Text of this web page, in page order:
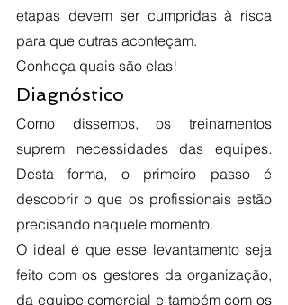
etapas devem ser cumpridas à risca
para que outras aconteçam.
Conheça quais são elas!
Diagnóstico
Como dissemos, os treinamentos
suprem necessidades das equipes.
Desta forma, o primeiro passo é
descobrir o que os profissionais estão
precisando naquele momento.
O ideal é que esse levantamento seja
feito com os gestores da organização,
da equipe comercial e também com os